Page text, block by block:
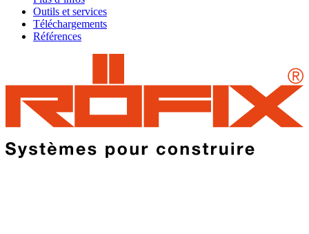
Outils et services
Téléchargements
Références